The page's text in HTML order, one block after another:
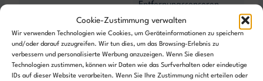
Cookie-Zustimmung verwalten
Wir verwenden Technologien wie Cookies, um Geräteinformationen zu speichern
und/oder darauf zuzugreifen. Wir tun dies, um das Browsing-Erlebnis zu
verbessern und personalisierte Werbung anzuzeigen. Wenn Sie diesen
Technologien zustimmen, können wir Daten wie das Surfverhalten oder eindeutige
IDs auf dieser Website verarbeiten. Wenn Sie Ihre Zustimmung nicht erteilen oder
Entfernungssensoren
Objekterkennung
Reinigungsstation